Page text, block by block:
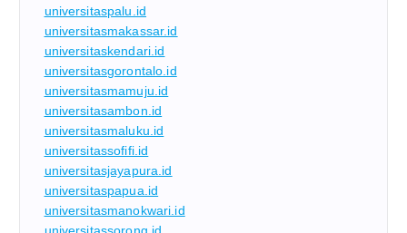
universitaspalu.id
universitasmakassar.id
universitaskendari.id
universitasgorontalo.id
universitasmamuju.id
universitasambon.id
universitasmaluku.id
universitassofifi.id
universitasjayapura.id
universitaspapua.id
universitasmanokwari.id